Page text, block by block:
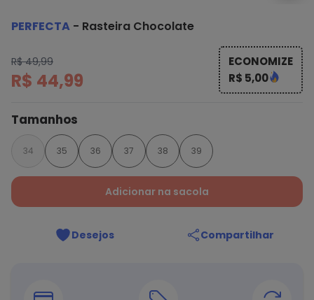
PERFECTA - Rasteira Chocolate
R$ 49,99
R$ 44,99
ECONOMIZE
R$ 5,00
Tamanhos
34 35 36 37 38 39
Adicionar na sacola
Desejos Compartilhar